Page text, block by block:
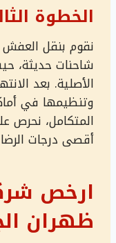
الخطوة
نقوم بنقل العفش
شاحنات حديثة،
الأصلية. بعد
وتنظيمها في
المتكامل، نحرص
أقصى درجات
ارخص
ظهران